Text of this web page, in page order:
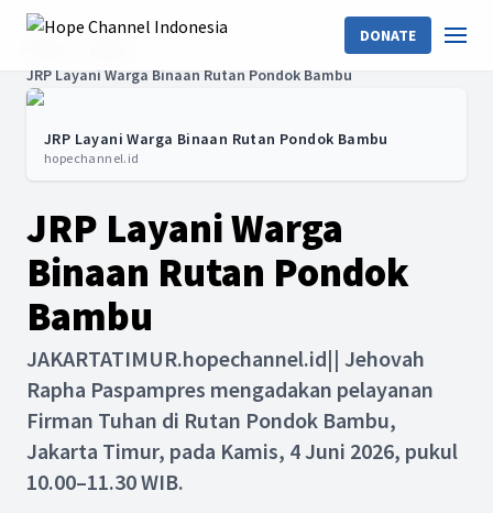
DONATE
JRP Layani Warga Binaan Rutan Pondok Bambu
JRP Layani Warga Binaan Rutan Pondok Bambu
hopechannel.id
JRP Layani Warga
Binaan Rutan Pondok
Bambu
JAKARTATIMUR.hopechannel.id|| Jehovah
Rapha Paspampres mengadakan pelayanan
Firman Tuhan di Rutan Pondok Bambu,
Jakarta Timur, pada Kamis, 4 Juni 2026, pukul
10.00–11.30 WIB.